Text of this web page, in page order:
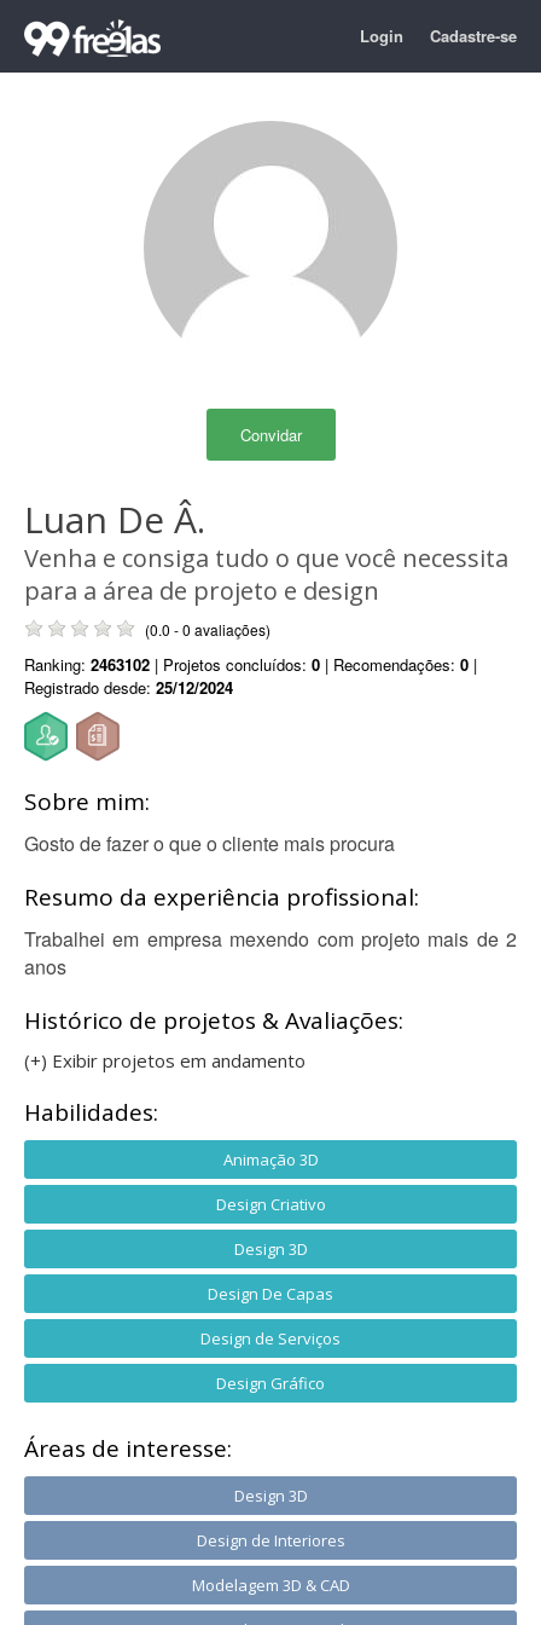
Login Cadastre-se
Convidar
Luan De Â.
Venha e consiga tudo o que você necessita
para a área de projeto e design
(0.0 - 0 avaliações)
Ranking: 2463102 | Projetos concluídos: 0 | Recomendações: 0 |
Registrado desde: 25/12/2024
Sobre mim:
Gosto de fazer o que o cliente mais procura
Resumo da experiência profissional:
Trabalhei em empresa mexendo com projeto mais de 2
anos
Histórico de projetos & Avaliações:
(+) Exibir projetos em andamento
Habilidades:
Animação 3D
Design Criativo
Design 3D
Design De Capas
Design de Serviços
Design Gráfico
Áreas de interesse:
Design 3D
Design de Interiores
Modelagem 3D & CAD